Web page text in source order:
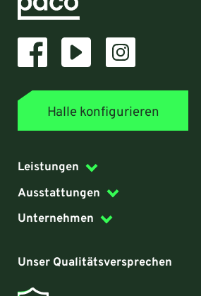
Halle konfigurieren
Leistungen
Ausstattungen
Unternehmen
Unser Qualitätsversprechen